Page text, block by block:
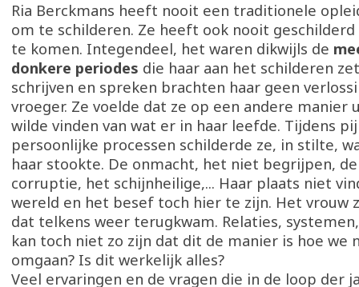
Ria Berckmans heeft nooit een traditionele
om te schilderen. Ze heeft ook nooit
te komen. Integendeel, het waren dikwijls de
donkere periodes die haar aan het schilderen
schrijven en spreken brachten haar geen
vroeger. Ze voelde dat ze op een andere manier
wilde vinden van wat er in haar leefde. Tijdens
persoonlijke processen schilderde ze, in stilte,
haar stookte. De onmacht, het niet begrijpen,
corruptie, het schijnheilige,... Haar plaats niet
wereld en het besef toch hier te zijn. Het vrouw
dat telkens weer terugkwam. Relaties,
kan toch niet zo zijn dat dit de manier is hoe we
omgaan? Is dit werkelijk alles?
Veel ervaringen en de vragen die in de loop der